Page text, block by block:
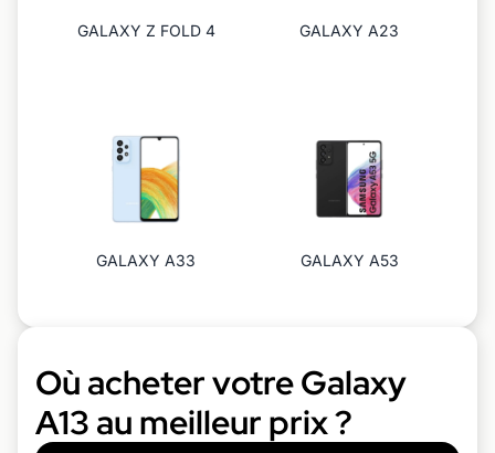
GALAXY Z FOLD 4 GALAXY A23
GALAXY A33 GALAXY A53
Où acheter votre Galaxy
A13 au meilleur prix ?